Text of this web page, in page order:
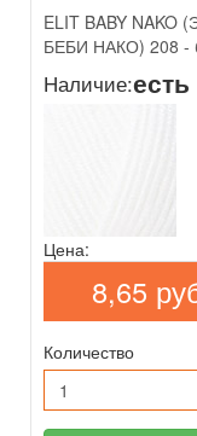
ELIT BABY NAKO
БЕБИ НАКО) 208 -
Наличие:есть
Цена:
8,65
Количество